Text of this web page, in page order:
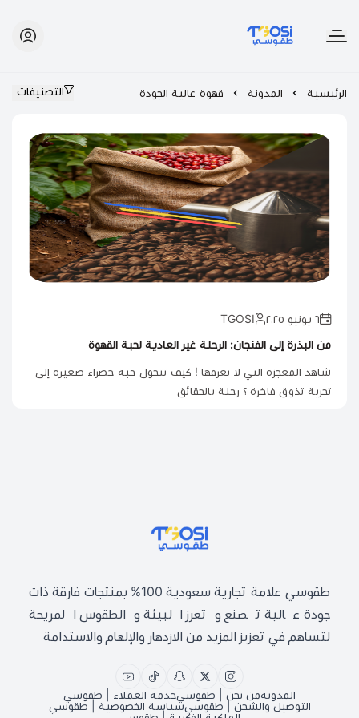
طقوسي | TGOSI
الرئيسية المدونة قهوة عالية الجودة التصنيفات
٦ يونيو ٢٠٢٥
من البذرة إلى الفنجان: الرحلة غير العادية لحبة القهوة
شاهد المعجزة التي لا تعرفها ! كيف تتحول حبة خضراء صغيرة إلى
تجربة تذوق فاخرة ؟ رحلة بالحقائق
طقوسي | TGOSIطقوسي علامة تجارية سعودية 100% بمنتجات فارقة ذات
جودة عالية تصنع وتعزز البيئة والطقوس المريحة
لتساهم في تعزيز المزيد من الازدهار والإلهام والاستدامة
المدونةمن نحن | طقوسيخدمة العملاء | طقوسي
التوصيل والشحن | طقوسيسياسة الخصوصية | طقوسي